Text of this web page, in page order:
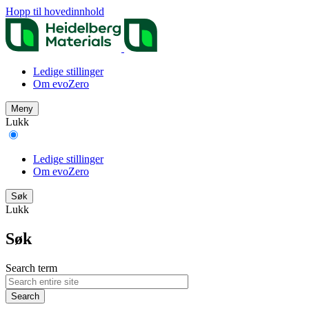
Hopp til hovedinnhold
Ledige stillinger
Om evoZero
Meny
Lukk
Ledige stillinger
Om evoZero
Søk
Lukk
Søk
Search term